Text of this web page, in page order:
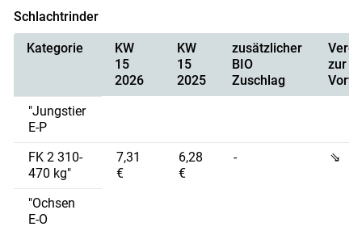
Schlachtrinder
Kategorie
KW
15
2026
KW
15
2025
zusätzlicher
BIO
Zuschlag
zur
"Jungstier
E-P
FK 2 310-
470 kg"
7,31
€
6,28
€
- ⇘
"Ochsen
E-O